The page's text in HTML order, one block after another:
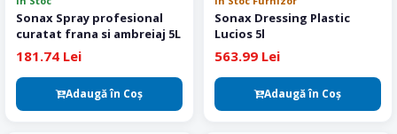
Sonax Spray profesional
curatat frana si ambreiaj 5L
181.74 Lei
Adaugă în Coş
Sonax Dressing Plastic
Lucios 5l
563.99 Lei
Adaugă în Coş